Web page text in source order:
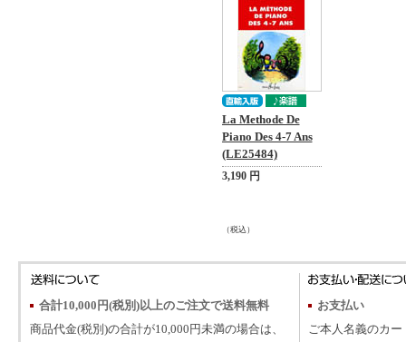
La Methode De
Piano Des 4-7 Ans
(LE25484)
3,190 円
（税込）
合計10,000円(税別)以上のご注文で送料無料
商品代金(税別)の合計が10,000円未満の場合は、
お支払い
ご本人名義のカ